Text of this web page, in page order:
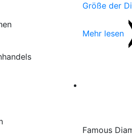
Größe der
Mehr lesen
Famous